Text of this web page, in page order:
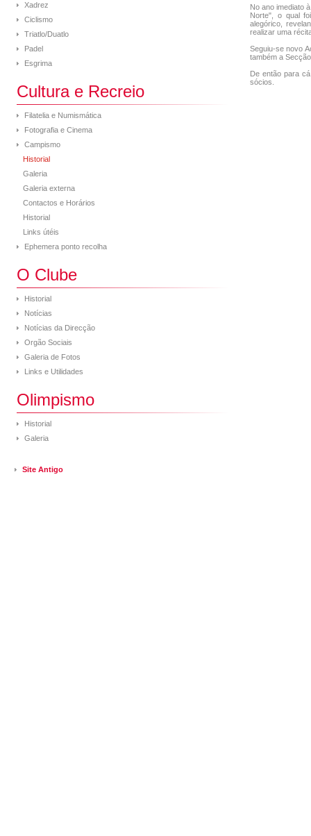
Xadrez
Ciclismo
Triatlo/Duatlo
Padel
Esgrima
Cultura e Recreio
Filatelia e Numismática
Fotografia e Cinema
Campismo
Historial
Galeria
Galeria externa
Contactos e Horários
Historial
Links útéis
Ephemera ponto recolha
O Clube
Historial
Notícias
Notícias da Direcção
Orgão Sociais
Galeria de Fotos
Links e Utilidades
Olimpismo
Historial
Galeria
Site Antigo
No ano imediato
Norte", o qual
alegórico,
realizar uma
Seguiu-se novo
também a
De então para
sócios.